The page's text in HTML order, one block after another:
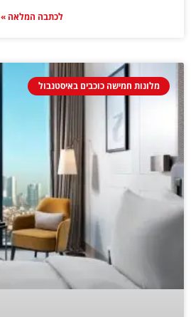
לכתבה המלאה »
מלונות חמישה כוכבים באיסטנבול